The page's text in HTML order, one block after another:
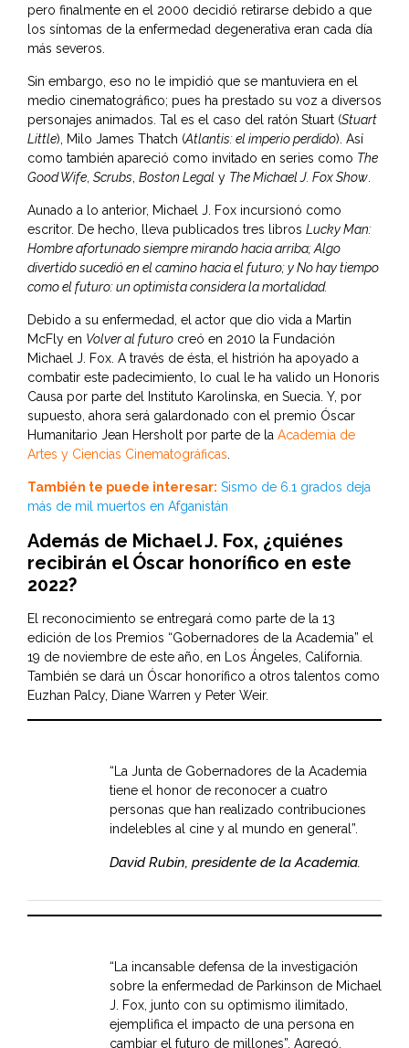
pero finalmente en el 2000 decidió retirarse debido a que
los síntomas de la enfermedad degenerativa eran cada día
más severos.
Sin embargo, eso no le impidió que se mantuviera en el
medio cinematográfico; pues ha prestado su voz a diversos
personajes animados. Tal es el caso del ratón Stuart (Stuart
Little), Milo James Thatch (Atlantis: el imperio perdido). Así
como también apareció como invitado en series como The
Good Wife, Scrubs, Boston Legal y The Michael J. Fox Show.
Aunado a lo anterior, Michael J. Fox incursionó como
escritor. De hecho, lleva publicados tres libros Lucky Man:
Hombre afortunado siempre mirando hacia arriba; Algo
divertido sucedió en el camino hacia el futuro; y No hay tiempo
como el futuro: un optimista considera la mortalidad.
Debido a su enfermedad, el actor que dio vida a Martin
McFly en Volver al futuro creó en 2010 la Fundación
Michael J. Fox. A través de ésta, el histrión ha apoyado a
combatir este padecimiento, lo cual le ha valido un Honoris
Causa por parte del Instituto Karolinska, en Suecia. Y, por
supuesto, ahora será galardonado con el premio Óscar
Humanitario Jean Hersholt por parte de la Academia de
Artes y Ciencias Cinematográficas.
También te puede interesar: Sismo de 6.1 grados deja
más de mil muertos en Afganistán
Además de Michael J. Fox, ¿quiénes
recibirán el Óscar honorífico en este
2022?
El reconocimiento se entregará como parte de la 13
edición de los Premios “Gobernadores de la Academia” el
19 de noviembre de este año, en Los Ángeles, California.
También se dará un Óscar honorífico a otros talentos como
Euzhan Palcy, Diane Warren y Peter Weir.
“La Junta de Gobernadores de la Academia
tiene el honor de reconocer a cuatro
personas que han realizado contribuciones
indelebles al cine y al mundo en general”.
David Rubin, presidente de la Academia.
“La incansable defensa de la investigación
sobre la enfermedad de Parkinson de Michael
J. Fox, junto con su optimismo ilimitado,
ejemplifica el impacto de una persona en
cambiar el futuro de millones”. Agregó.